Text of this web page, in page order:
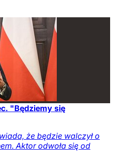
"Będziemy się
że będzie walczył o
Aktor odwoła się od